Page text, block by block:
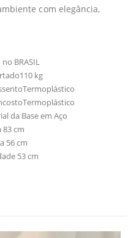
com elegância,
BRASIL
kg
da Base em Aço
83 cm
56 cm
53 cm